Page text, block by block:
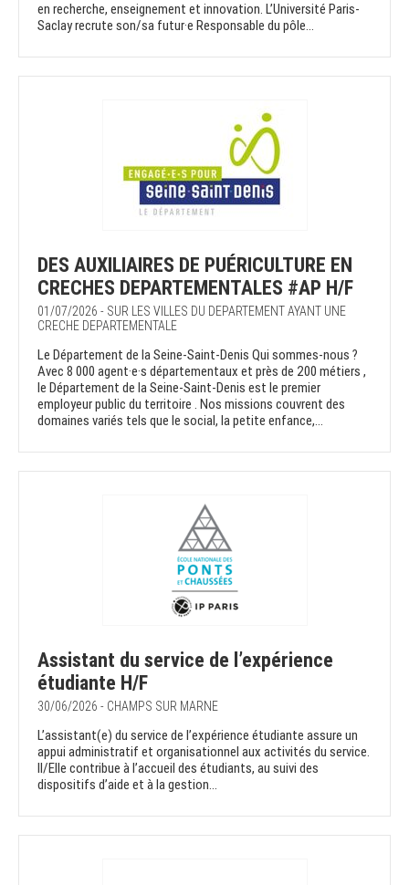
en recherche, enseignement et innovation. L’Université Paris-
Saclay recrute son/sa futur·e Responsable du pôle...
DES AUXILIAIRES DE PUÉRICULTURE EN
CRECHES DEPARTEMENTALES #AP H/F
01/07/2026 - SUR LES VILLES DU DEPARTEMENT AYANT UNE
CRECHE DEPARTEMENTALE
Le Département de la Seine-Saint-Denis Qui sommes-nous ?
Avec 8 000 agent·e·s départementaux et près de 200 métiers ,
le Département de la Seine-Saint-Denis est le premier
employeur public du territoire . Nos missions couvrent des
domaines variés tels que le social, la petite enfance,...
Assistant du service de l’expérience
étudiante H/F
30/06/2026 - CHAMPS SUR MARNE
L’assistant(e) du service de l’expérience étudiante assure un
appui administratif et organisationnel aux activités du service.
Il/Elle contribue à l’accueil des étudiants, au suivi des
dispositifs d’aide et à la gestion...